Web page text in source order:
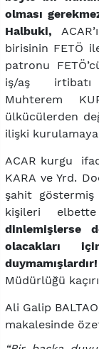
olması
Halbuki,
birisinin FETÖ
patronu
iş/aş irtibatı
Muhterem
ülkücülerden
ilişki
ACAR kurgu
KARA ve Yrd.
şahit
kişileri
dinlemişlerse
olacakları
Müdürlüğü
Ali Galip
makalesinde